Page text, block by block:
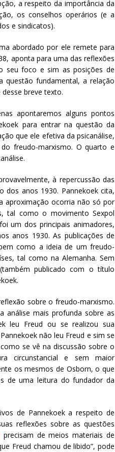
a respeito da importância da
os conselhos operários (e a
e sindicatos).
abordado por ele remete para
aponta para uma das reflexões
seu foco e sim as posições de
questão fundamental, a relação
breve texto.
apontaremos alguns pontos
para entrar na questão da
que ele efetiva da psicanálise,
freudo-marxismo. O quarto e
à repercussão das
dos anos 1930. Pannekoek cita,
aproximação ocorria não só por
tal como o movimento Sexpol
um dos principais animadores,
anos 1930. As publicações de
como a ideia de um freudo-
tal como na Alemanha. Sem
publicado com o título
sobre o freudo-marxismo.
análise mais profunda sobre as
leu Freud ou se realizou sua
não leu Freud e sim se
se vê na discussão sobre o
circunstancial e sem maior
os mesmos de Osborn, o que
de uma leitura do fundador da
de Pannekoek a respeito de
reflexões sobre as questões
precisam de meios materiais de
Freud chamou de libido”, pode